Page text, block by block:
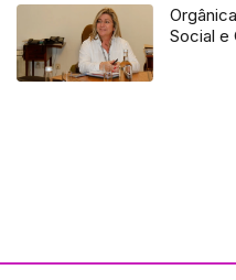
Orgânica
Social e